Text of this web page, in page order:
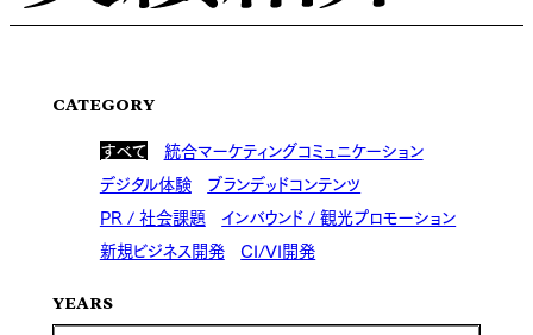
CATEGORY
すべて
統合マーケティングコミュニケーション
デジタル体験
ブランデッドコンテンツ
PR / 社会課題 インバウンド / 観光プロモーション
新規ビジネス開発 CI/VI開発
YEARS